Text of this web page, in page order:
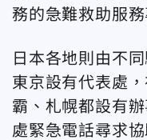
務的急難救助服
日本各地則由不
東京設有代表處
霸、札幌都設有
處緊急電話尋求